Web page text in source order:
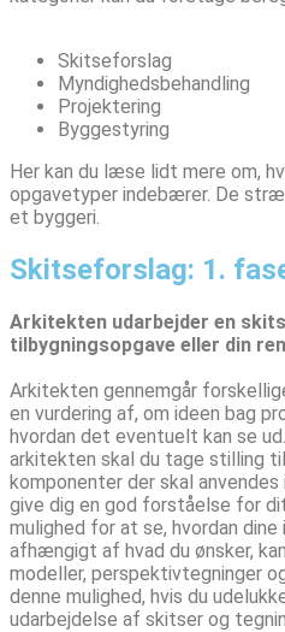
Skitseforslag
Myndighedsbehandling
Projektering
Byggestyring
Her kan du læse lidt mere om,
opgavetyper indebærer. De
et byggeri.
Skitseforslag: 1.
Arkitekten udarbejder en
tilbygningsopgave eller din
Arkitekten gennemgår
en vurdering af, om ideen bag
hvordan det eventuelt kan se
arkitekten skal du tage stilling
komponenter der skal
give dig en god forståelse for
mulighed for at se, hvordan
afhængigt af hvad du ønsker,
modeller, perspektivtegninger
denne mulighed, hvis du
udarbejdelse af skitser og